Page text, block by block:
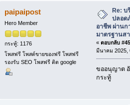
อาชีพ ผ่านการอบรมตามมาตรฐานสาก
paipaipost
Hero Member
กระทู้: 1176
โพสฟรี โพสต์ขายของฟรี โพสฟรี
รองรับ SEO โพสฟรี ติด google
Re: บ
ปลอด
อาชีพ ผ่านก
มาตรฐานส
« ตอบกลับ
มีนาคม 2025,
ขออนุญาต อั
กระทู้